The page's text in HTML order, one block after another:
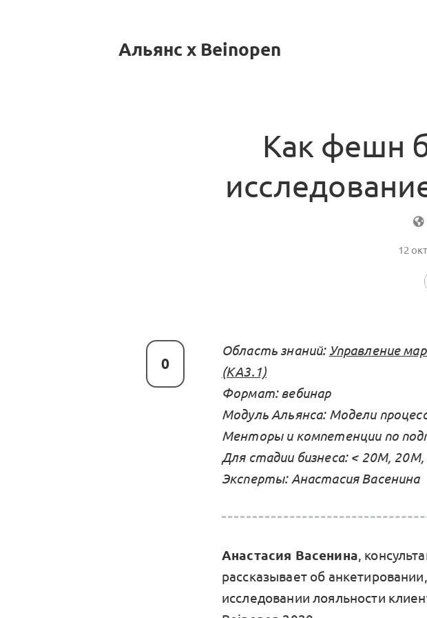
Альянс x Beinopen
Как фешн
12
0
Область знаний: Управление
(KA3.1)
Формат: вебинар
Модуль Альянса: Модели
Менторы и компетенции по
Для стадии бизнеса: < 20М,
Эксперты: Анастасия Васенина
Анастасия Васенина,
рассказывает об
исследовании лояльности